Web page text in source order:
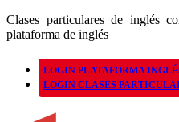
Clases particulares de inglés
plataforma de inglés
LOGIN PLATAFORMA
LOGIN CLASES